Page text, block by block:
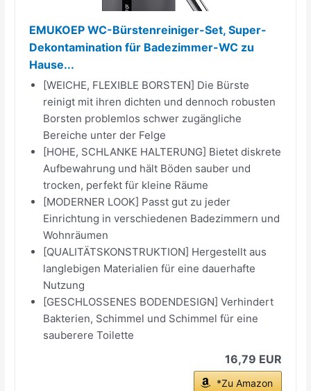
EMUKOEP WC-Bürstenreiniger-Set, Super-
Dekontamination für Badezimmer-WC zu
Hause...
[WEICHE, FLEXIBLE BORSTEN] Die Bürste
reinigt mit ihren dichten und dennoch robusten
Borsten problemlos schwer zugängliche
Bereiche unter der Felge
[HOHE, SCHLANKE HALTERUNG] Bietet diskrete
Aufbewahrung und hält Böden sauber und
trocken, perfekt für kleine Räume
[MODERNER LOOK] Passt gut zu jeder
Einrichtung in verschiedenen Badezimmern und
Wohnräumen
[QUALITÄTSKONSTRUKTION] Hergestellt aus
langlebigen Materialien für eine dauerhafte
Nutzung
[GESCHLOSSENES BODENDESIGN] Verhindert
Bakterien, Schimmel und Schimmel für eine
sauberere Toilette
16,79 EUR
*Zu Amazon